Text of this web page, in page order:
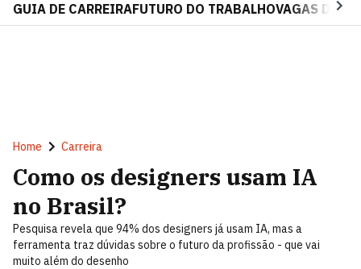
GUIA DE CARREIRAFUTURO DO TRABALHOVAGAS DE
Home Carreira
Como os designers usam IA
no Brasil?
Pesquisa revela que 94% dos designers já usam IA, mas a
ferramenta traz dúvidas sobre o futuro da profissão - que vai
muito além do desenho